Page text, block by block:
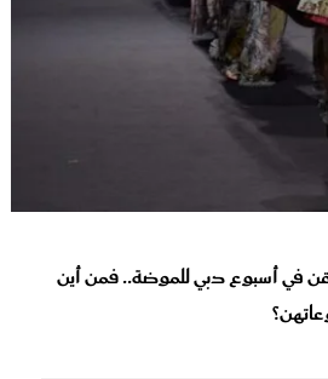
في أسبوع دبي للموضة.. فمن أين